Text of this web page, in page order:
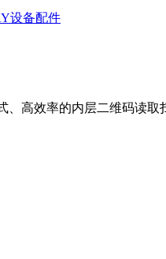
设备配件
高效率的内层二维码读取